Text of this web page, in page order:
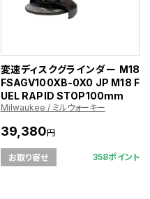
変速ディスクグラインダー M18
FSAGV100XB-0X0 JP M18 F
UEL RAPID STOP100mm
Milwaukee / ミルウォーキー
39,380円
お取り寄せ 358ポイント